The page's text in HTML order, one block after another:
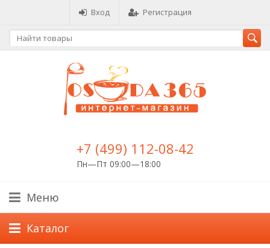
Вход Регистрация
+7 (499) 112-08-42
Пн—Пт 09:00—18:00
Меню
Каталог